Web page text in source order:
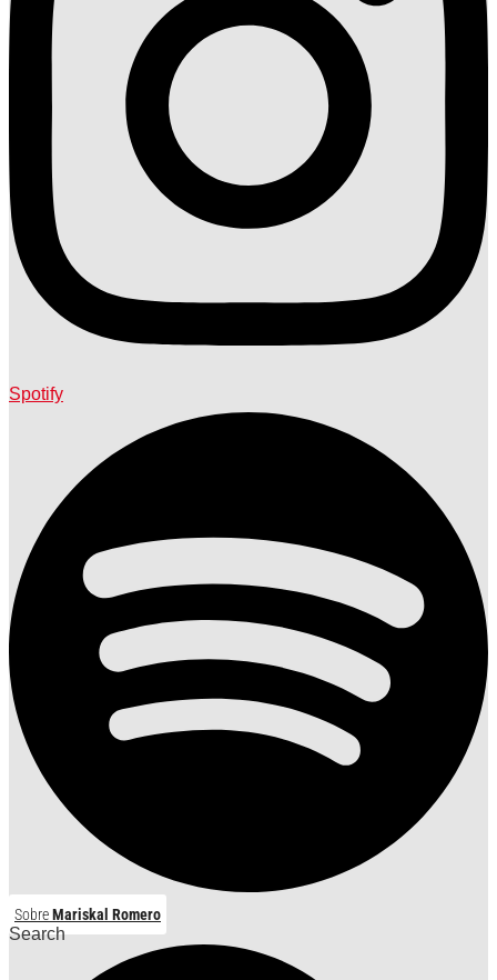
Spotify
SobreMariskal Romero
Search